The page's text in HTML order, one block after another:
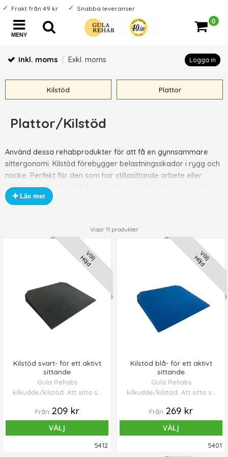
Frakt från 49 kr Snabba leveranser
MENY
0
Inkl. moms Exkl. moms Logga in
Kilstöd Plattor
Plattor/Kilstöd
Använd dessa rehabprodukter för att få en gynnsammare
sittergonomi. Kilstöd förebygger belastningsskador i rygg och
nacke. Perfekt för den som har stillasittande arbete eller
arbetar mycket hemifrån i en miljö som inte är ergonomisk.
Läs mer
Visar 11 produkter
Välj
Höjd
Kilstöd svart- för ett aktivt
sittande
Gula Rehabs
kilkudde/kilstöd. Att sitta så
ger en framåttippning av
bäckenet och därmed en
gynnsammare sittergonomi
Från 209 kr
VÄLJ
5412
Välj
Höjd
Kilstöd blå- för ett aktivt
sittande
Gula Rehabs
kilkudde/kilstöd. Att sitta så
ger en framåttippning av
bäckenet och därmed en
gynnsammare sittergonomi
Från 269 kr
VÄLJ
5401